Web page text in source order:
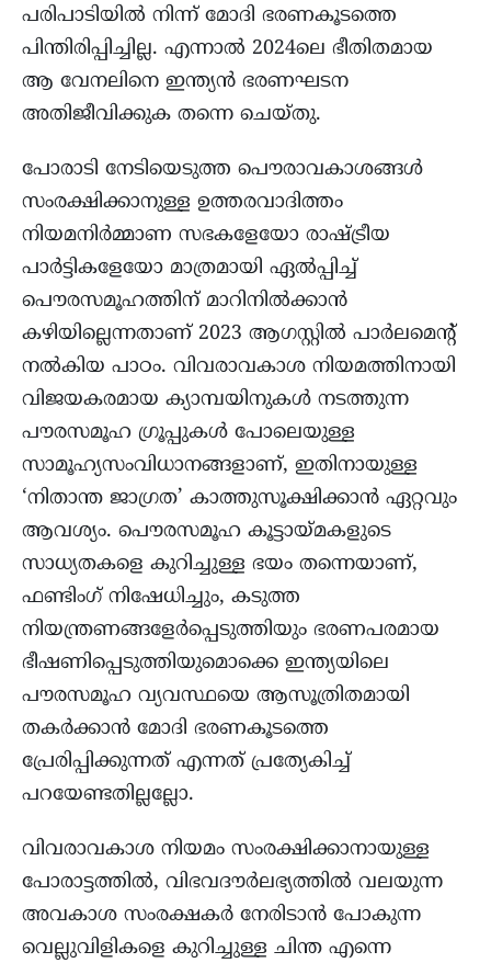
പരിപാടിയില്‍ നിന്ന് മോദി ഭരണകൂടത്തെ
പിന്തിരിപ്പിച്ചില്ല. എന്നാൽ 2024ലെ ഭീതിതമായ
ആ വേനലിനെ ഇന്ത്യൻ ഭരണഘടന
അതിജീവിക്കുക തന്നെ ചെയ്തു.
പോരാടി നേടിയെടുത്ത പൌരാവകാശങ്ങൾ
സംരക്ഷിക്കാനുള്ള ഉത്തരവാദിത്തം
നിയമനിര്‍മ്മാണ സഭകളേയോ രാഷ്ട്രീയ
പാർട്ടികളേയോ മാത്രമായി ഏല്‍പ്പിച്ച്
പൌരസമൂഹത്തിന് മാറിനില്‍ക്കാന്‍
കഴിയില്ലെന്നതാണ് 2023 ആഗസ്റ്റില്‍ പാർലമെന്‍റ്
നല്‍കിയ പാഠം. വിവരാവകാശ നിയമത്തിനായി
വിജയകരമായ ക്യാമ്പയിനുകൾ നടത്തുന്ന
പൗരസമൂഹ ഗ്രൂപ്പുകൾ പോലെയുള്ള
സാമൂഹ്യസംവിധാനങ്ങളാണ്, ഇതിനായുള്ള
‘നിതാന്ത ജാഗ്രത’ കാത്തുസൂക്ഷിക്കാൻ ഏറ്റവും
ആവശ്യം. പൌരസമൂഹ കൂട്ടായ്മകളുടെ
സാധ്യതകളെ കുറിച്ചുള്ള ഭയം തന്നെയാണ്,
ഫണ്ടിംഗ് നിഷേധിച്ചും, കടുത്ത
നിയന്ത്രണങ്ങളേര്‍പ്പെടുത്തിയും ഭരണപരമായ
ഭീഷണിപ്പെടുത്തിയുമൊക്കെ ഇന്ത്യയിലെ
പൗരസമൂഹ വ്യവസ്ഥയെ ആസൂത്രിതമായി
തകർക്കാൻ മോദി ഭരണകൂടത്തെ
പ്രേരിപ്പിക്കുന്നത് എന്നത് പ്രത്യേകിച്ച്
പറയേണ്ടതില്ലല്ലോ.
വിവരാവകാശ നിയമം സംരക്ഷിക്കാനായുള്ള
പോരാട്ടത്തിൽ, വിഭവദൗർലഭ്യത്തിൽ വലയുന്ന
അവകാശ സംരക്ഷകർ നേരിടാൻ പോകുന്ന
വെല്ലുവിളികളെ കുറിച്ചുള്ള ചിന്ത എന്നെ